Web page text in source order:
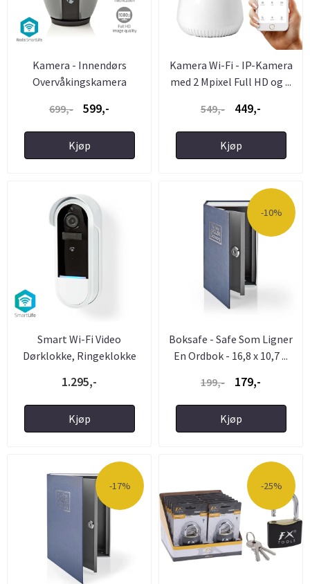
Kamera - Innendørs
Overvåkingskamera
699,- 599,-
Kjøp
Kamera Wi-Fi - IP-Kamera
med 2 Mpixel Full HD og ...
549,-
449,-
Kjøp
Smart Wi-Fi Video
Dørklokke, Ringeklokke
1.295,-
Kjøp
-10%
Boksafe - Safe Som Ligner
En Ordbok - 16,8 x 10,7 ...
199,-
179,-
Kjøp
-17% -25%